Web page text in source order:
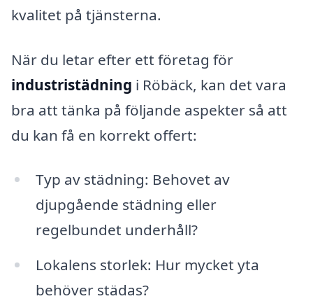
kvalitet på tjänsterna.
När du letar efter ett företag för
industristädning i Röbäck, kan det vara
bra att tänka på följande aspekter så att
du kan få en korrekt offert:
Typ av städning: Behovet av
djupgående städning eller
regelbundet underhåll?
Lokalens storlek: Hur mycket yta
behöver städas?